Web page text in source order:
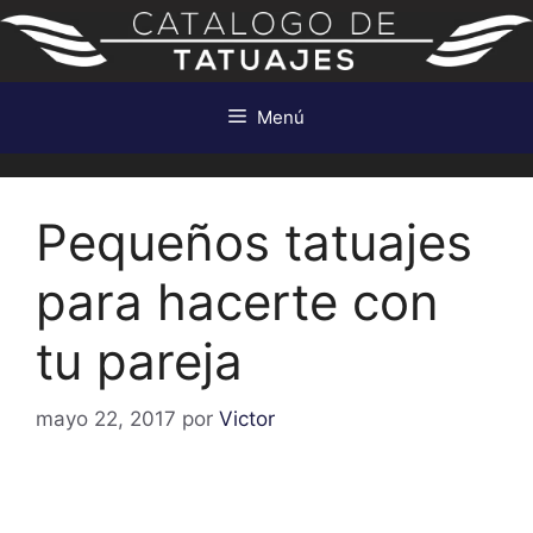
Saltar
contenido
Menú
Pequeños tatuajes
para hacerte con
tu pareja
mayo 22, 2017 por Victor